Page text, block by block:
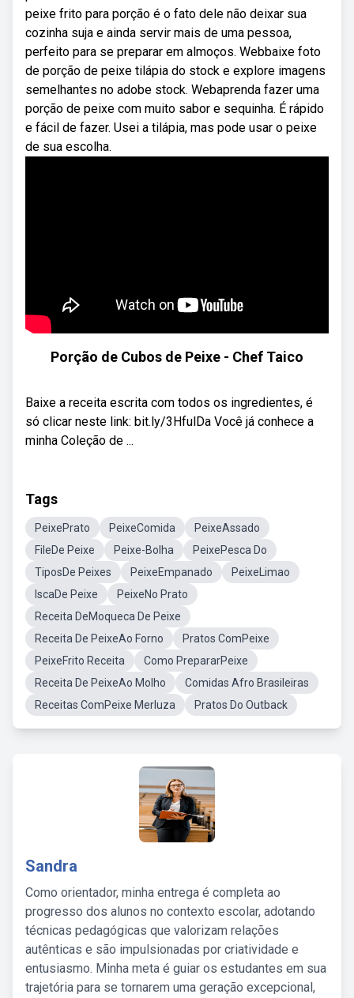
peixe frito para porção é o fato dele não deixar sua
cozinha suja e ainda servir mais de uma pessoa,
perfeito para se preparar em almoços. Webbaixe foto
de porção de peixe tilápia do stock e explore imagens
semelhantes no adobe stock. Webaprenda fazer uma
porção de peixe com muito sabor e sequinha. É rápido
e fácil de fazer. Usei a tilápia, mas pode usar o peixe
de sua escolha.
Porção de Cubos de Peixe - Chef Taico
Baixe a receita escrita com todos os ingredientes, é
só clicar neste link: bit.ly/3HfulDa Você já conhece a
minha Coleção de ...
Tags
PeixePrato PeixeComida
PeixeAssado
FileDe Peixe
Peixe-Bolha
PeixePesca Do
TiposDe Peixes
PeixeEmpanado
PeixeLimao
IscaDe Peixe
PeixeNo Prato
Receita DeMoqueca De Peixe
Receita De PeixeAo Forno
Pratos ComPeixe
PeixeFrito Receita
Como PrepararPeixe
Receita De PeixeAo Molho
Comidas Afro Brasileiras
Receitas ComPeixe Merluza
Pratos Do Outback
Sandra
Como orientador, minha entrega é completa ao
progresso dos alunos no contexto escolar, adotando
técnicas pedagógicas que valorizam relações
autênticas e são impulsionadas por criatividade e
entusiasmo. Minha meta é guiar os estudantes em sua
trajetória para se tornarem uma geração excepcional,